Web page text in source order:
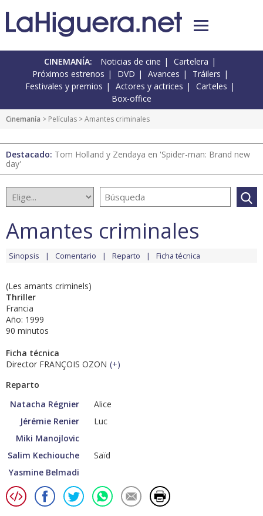
CINEMANÍA: Noticias de cine
Cartelera
Próximos estrenos
DVD Avances
Tráilers
Festivales y premios
Actores y actrices
Carteles
Box-office
Cinemanía > Películas > Amantes criminales
Destacado: Tom Holland y Zendaya en 'Spider-man: Brand new
day'
Amantes criminales
Sinopsis Comentario Reparto Ficha técnica
(Les amants criminels)
Thriller
Francia
Año: 1999
90 minutos
Ficha técnica
Director FRANÇOIS OZON (+)
Reparto
Natacha Régnier
Alice
Jérémie Renier
Luc
Miki Manojlovic
Salim Kechiouche
Saïd
Yasmine Belmadi